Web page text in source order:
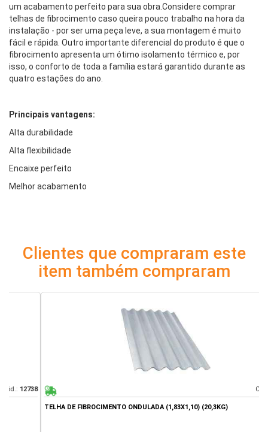
um acabamento perfeito para sua obra.Considere comprar
telhas de fibrocimento caso queira pouco trabalho na hora da
instalação - por ser uma peça leve, a sua montagem é muito
fácil e rápida. Outro importante diferencial do produto é que o
fibrocimento apresenta um ótimo isolamento térmico e, por
isso, o conforto de toda a família estará garantido durante as
quatro estações do ano.
Principais vantagens:
Alta durabilidade
Alta flexibilidade
Encaixe perfeito
Melhor acabamento
Clientes que compraram este
item também compraram
9500
TELHA DE FIBROCIMENTO ONDULADA (1,83X1,10) (20,3KG)